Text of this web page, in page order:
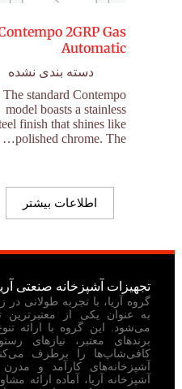
2GRP Gas
Automatic
دسته بندی نشده
The standard Contempo
model boasts a stainless
finish that shines like
polished chrome. The…
اطلاعات بیشتر
تجهیزات آشپزخانه صنعتی
گروه آریا، با تجربه طولانی
به عنوان یکی از معتبرترین
می‌شود. این گروه با ارائه
برندهای معتبر، نیازهای
کافی‌شاپ‌ها را برطرف
آشپزخانه‌های کارآمد و
آشپزخانه آریا، آماده ارائه